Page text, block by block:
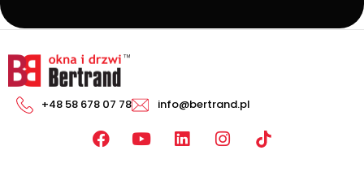
+48 58 678 07 78 info@bertrand.pl
F
Y
L
I